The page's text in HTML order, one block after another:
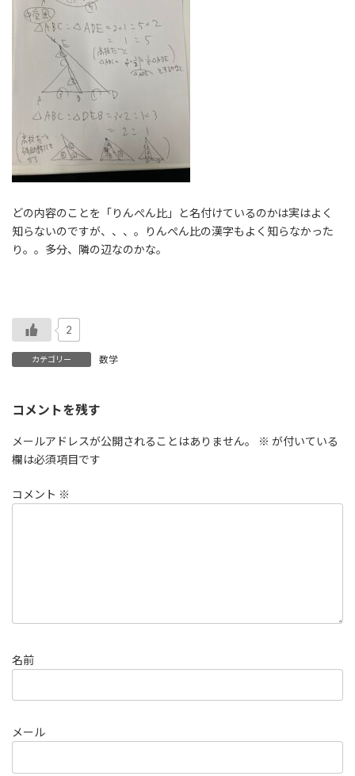
どの内容のことを「りんぺん比」と名付けているのかは実はよく
知らないのですが、、、。りんぺん比の漢字もよく知らなかった
り。。多分、隣の辺なのかな。
2
カテゴリー 数学
コメントを残す
メールアドレスが公開されることはありません。 ※ が付いている
欄は必須項目です
コメント ※
名前
メール